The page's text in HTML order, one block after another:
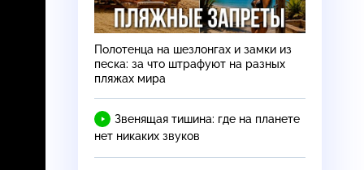
Полотенца на шезлонгах и замки из
песка: за что штрафуют на разных
пляжах мира
Звенящая тишина: где на планете
нет никаких звуков